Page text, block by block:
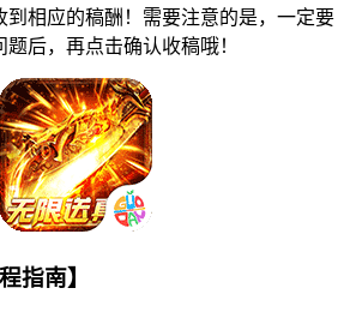
到相应的稿酬！需要注意的是，一定要
后，再点击确认收稿哦！
指南】